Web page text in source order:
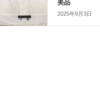
美品
2025年9月3日